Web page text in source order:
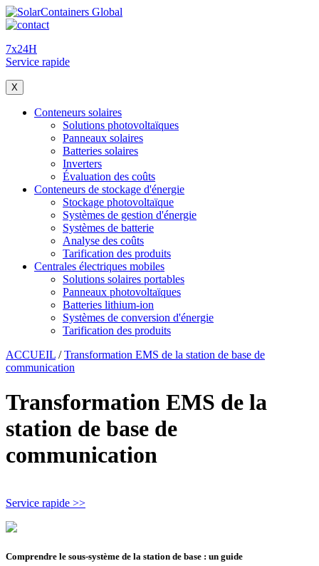
7x24H
Service rapide
X
Conteneurs solaires
Solutions photovoltaïques
Panneaux solaires
Batteries solaires
Inverters
Évaluation des coûts
Conteneurs de stockage d'énergie
Stockage photovoltaïque
Systèmes de gestion d'énergie
Systèmes de batterie
Analyse des coûts
Tarification des produits
Centrales électriques mobiles
Solutions solaires portables
Panneaux photovoltaïques
Batteries lithium-ion
Systèmes de conversion d'énergie
Tarification des produits
ACCUEIL /Transformation EMS de la station de base de
communication
Transformation EMS de la
station de base de
communication
Service rapide >>
Comprendre le sous-système de la station de base : un guide